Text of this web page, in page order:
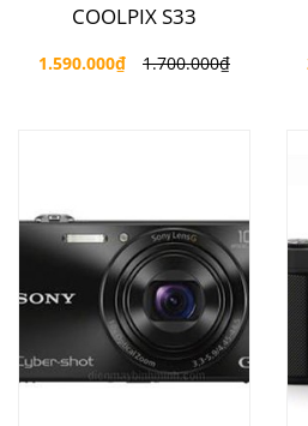
COOLPIX S33
1.590.000₫ 1.700.000₫